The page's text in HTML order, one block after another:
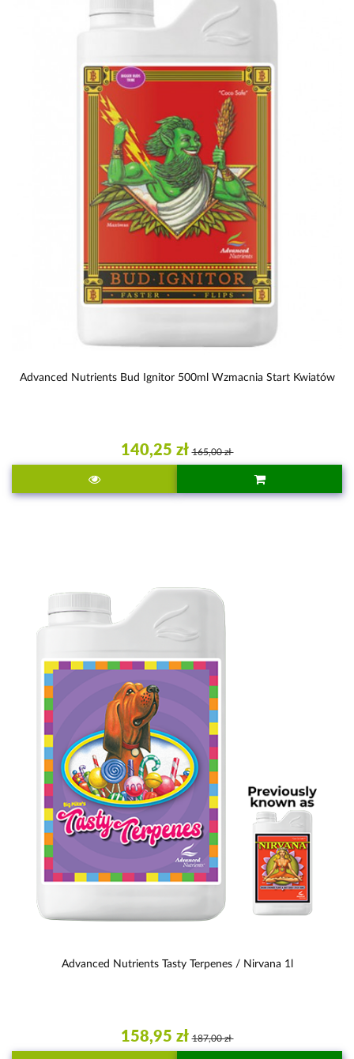
Advanced Nutrients Bud Ignitor 500ml Wzmacnia Start Kwiatów
140,25 zł 165,00 zł
Advanced Nutrients Tasty Terpenes / Nirvana 1l
158,95 zł 187,00 zł